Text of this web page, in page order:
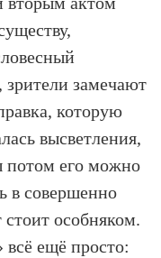
зрители замечают
которую
высветления,
потом его можно
в совершенно
особняком.
ещё просто: